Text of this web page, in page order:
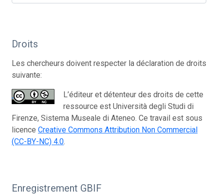
Droits
Les chercheurs doivent respecter la déclaration de droits
suivante:
L’éditeur et détenteur des droits de cette
ressource est Università degli Studi di
Firenze, Sistema Museale di Ateneo. Ce travail est sous
licence Creative Commons Attribution Non Commercial
(CC-BY-NC) 4.0.
Enregistrement GBIF